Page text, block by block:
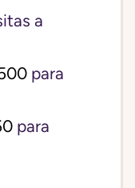
a
para
para